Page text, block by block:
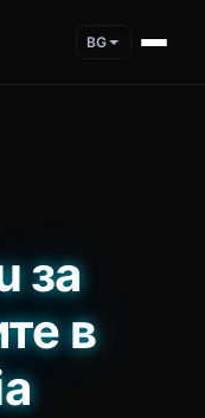
BG
за
в